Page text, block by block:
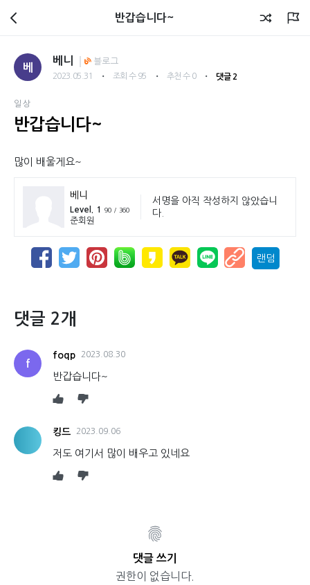
회원광장
반갑습니다~
베
베니 블로그
2023.05.31 ・ 조회 수 95 ・ 추천 수 0 ・ 댓글 2
일상
반갑습니다~
많이 배울게요~
베니
Level. 1 90 / 360
준회원
서명을 아직 작성하지 않았습니
다.
랜덤
댓글 2개
f
foqp 2023.08.30
반갑습니다~
킹드 2023.09.06
저도 여기서 많이 배우고 있네요
댓글 쓰기
권한이 없습니다.